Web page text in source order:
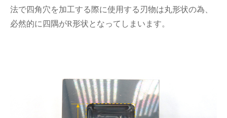
法で四角穴を加工する際に使用する刃物は丸形状の為、
必然的に四隅がR形状となってしまいます。